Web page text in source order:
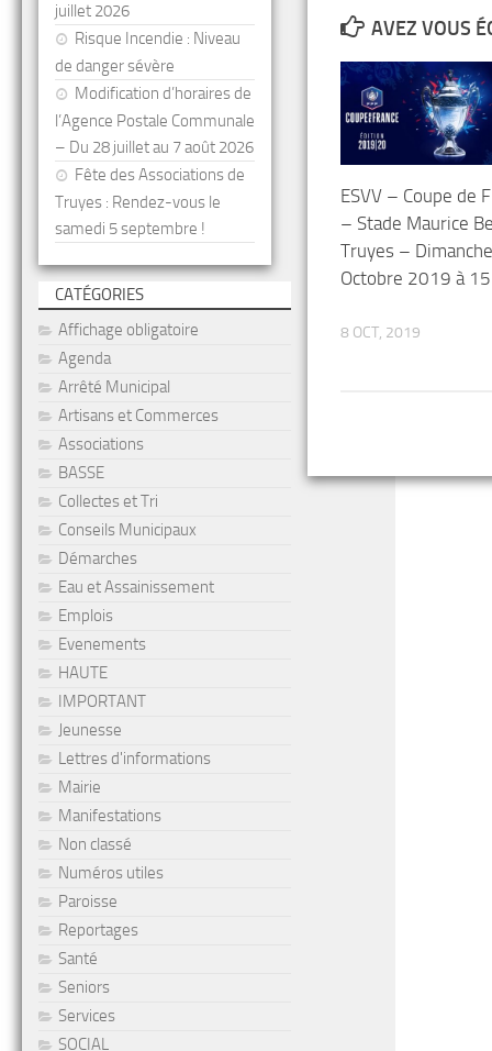
AVEZ VOUS
ESVV – Coupe de
– Stade Maurice
Truyes –
Octobre 2019 à
8 OCT, 2019
juillet 2026
Risque Incendie : Niveau
de danger sévère
Modification d’horaires de
l’Agence Postale Communale
– Du 28 juillet au 7 août 2026
Fête des Associations de
Truyes : Rendez-vous le
samedi 5 septembre !
CATÉGORIES
Affichage obligatoire
Agenda
Arrêté Municipal
Artisans et Commerces
Associations
BASSE
Collectes et Tri
Conseils Municipaux
Démarches
Eau et Assainissement
Emplois
Evenements
HAUTE
IMPORTANT
Jeunesse
Lettres d'informations
Mairie
Manifestations
Non classé
Numéros utiles
Paroisse
Reportages
Santé
Seniors
Services
SOCIAL